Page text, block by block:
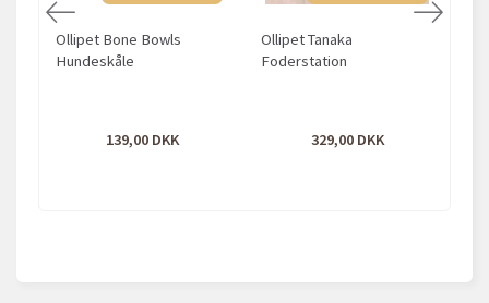
Ollipet Bone Bowls
Hundeskåle
139,00
Ollipet Tanaka
Foderstation
329,00